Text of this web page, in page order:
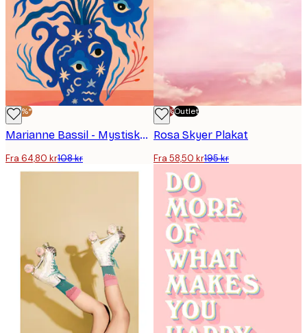
-40%*
Marianne Bassil - Mystiske Øyeblomster Plakat
Fra 64,80 kr108 kr
-70%Outlet
Rosa Skyer Plakat
Fra 58,50 kr195 kr